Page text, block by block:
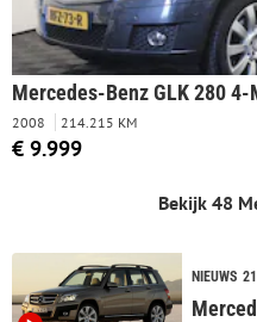
Mercedes-Benz GLK 280
2008 214.215 KM
€ 9.999
Bekijk 48
NIEUWS